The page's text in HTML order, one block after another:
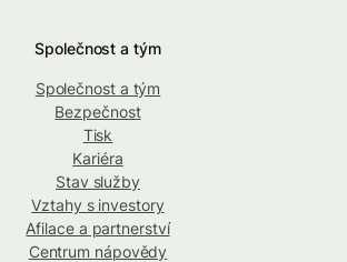
Společnost a tým
Společnost a tým
Bezpečnost
Tisk
Kariéra
Stav služby
Vztahy s investory
Afilace a partnerství
Centrum nápovědy